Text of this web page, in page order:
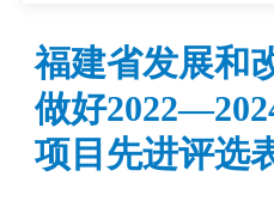
福建省发展和
做好
项目先进评选